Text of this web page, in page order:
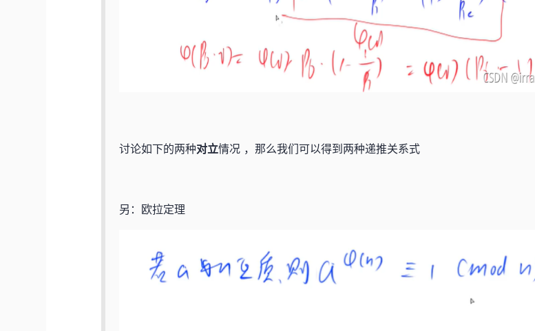
讨论如下的两种对立情况 ，那么我们可以得到两种递推关系式
另：欧拉定理